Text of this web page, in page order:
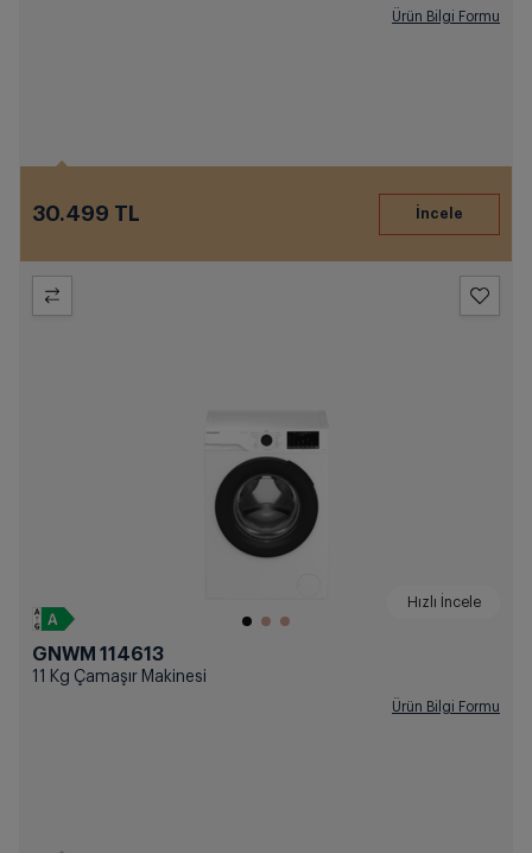
Ürün Bilgi Formu
30.499 TL
Hızlı İncele
GNWM 114613
11 Kg Çamaşır Makinesi
Ürün Bilgi Formu